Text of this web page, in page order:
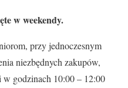
w weekendy.
przy jednoczesnym
niezbędnych zakupów,
godzinach 10:00 – 12:00